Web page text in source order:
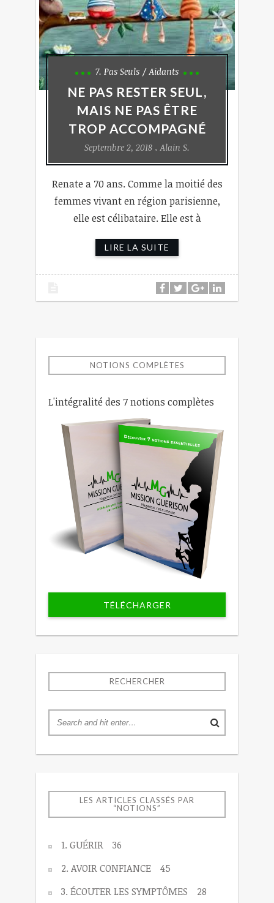
7. Pas Seuls Aidants
NE PAS RESTER SEUL,
MAIS NE PAS ÊTRE
TROP ACCOMPAGNÉ
Septembre 2, 2018 Alain S.
Renate a 70 ans. Comme la moitié des
femmes vivant en région parisienne,
elle est célibataire. Elle est à
LIRE LA SUITE
NOTIONS COMPLÈTES
L'intégralité des 7 notions complètes
TÉLÉCHARGER
RECHERCHER
LES ARTICLES CLASSÉS PAR
“NOTIONS”
1. GUÉRIR
36
2. AVOIR CONFIANCE
45
3. ÉCOUTER LES SYMPTÔMES
28